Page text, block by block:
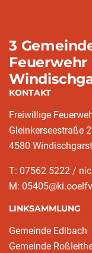
3
Feuerwehr
KONTAKT
Freiwillige
Gleinkerseestraße
4580
T: 07562 5222 /
M:
LINKSAMMLUNG
Gemeinde Edlbach
Gemeinde